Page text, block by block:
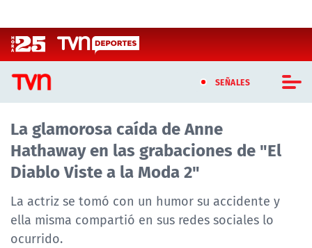
SEÑALES
CASTING MASTERCHEF CHILE
CASTING TVN VERTICAL
TVN VERTICAL
TVN PLAY
La glamorosa caída de Anne
Hathaway en las grabaciones de "El
Diablo Viste a la Moda 2"
La actriz se tomó con un humor su accidente y
ella misma compartió en sus redes sociales lo
ocurrido.